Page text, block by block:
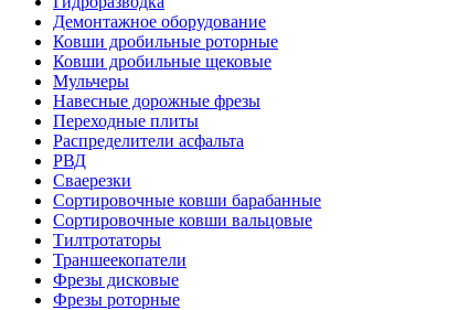
Демонтажное оборудование
Ковши дробильные роторные
Ковши дробильные щековые
Мульчеры
Навесные дорожные фрезы
Переходные плиты
Распределители асфальта
РВД
Сваерезки
Сортировочные ковши барабанные
Сортировочные ковши вальцовые
Тилтротаторы
Траншеекопатели
Фрезы дисковые
Фрезы роторные